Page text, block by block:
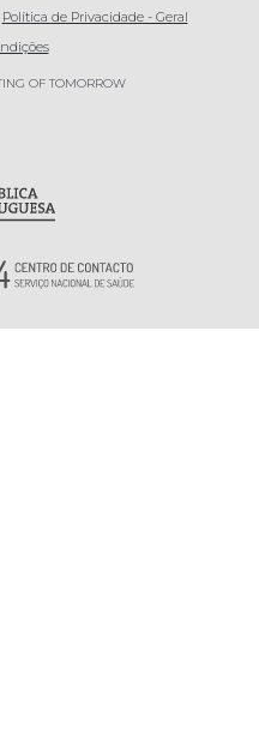
Política de Privacidade - Geral
OF TOMORROW